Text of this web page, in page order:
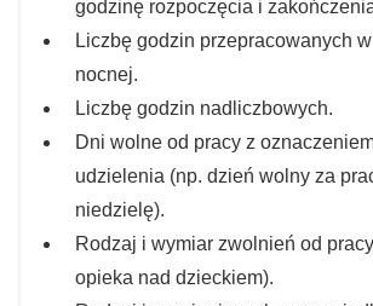
godzinę rozpoczęcia i
Liczbę godzin przepracowanych
nocnej.
Liczbę godzin nadliczbowych.
Dni wolne od pracy z
udzielenia (np. dzień wolny za
niedzielę).
Rodzaj i wymiar zwolnień od
opieka nad dzieckiem).